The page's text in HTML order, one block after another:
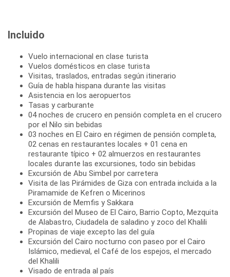
Incluido
Vuelo internacional en clase turista
Vuelos domésticos en clase turista
Visitas, traslados, entradas según itinerario
Guía de habla hispana durante las visitas
Asistencia en los aeropuertos
Tasas y carburante
04 noches de crucero en pensión completa en el crucero
por el Nilo sin bebidas
03 noches en El Cairo en régimen de pensión completa,
02 cenas en restaurantes locales + 01 cena en
restaurante típico + 02 almuerzos en restaurantes
locales durante las excursiones, todo sin bebidas
Excursión de Abu Simbel por carretera
Visita de las Pirámides de Giza con entrada incluida a la
Piramamide de Kefren o Micerinos
Excursión de Memfis y Sakkara
Excursión del Museo de El Cairo, Barrio Copto, Mezquita
de Alabastro, Ciudadela de saladino y zoco del Khalili
Propinas de viaje excepto las del guía
Excursión del Cairo nocturno con paseo por el Cairo
Islámico, medieval, el Café de los espejos, el mercado
del Khalili
Visado de entrada al país